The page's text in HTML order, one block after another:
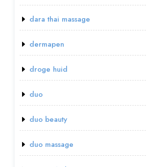
dara thai massage
dermapen
droge huid
duo
duo beauty
duo massage